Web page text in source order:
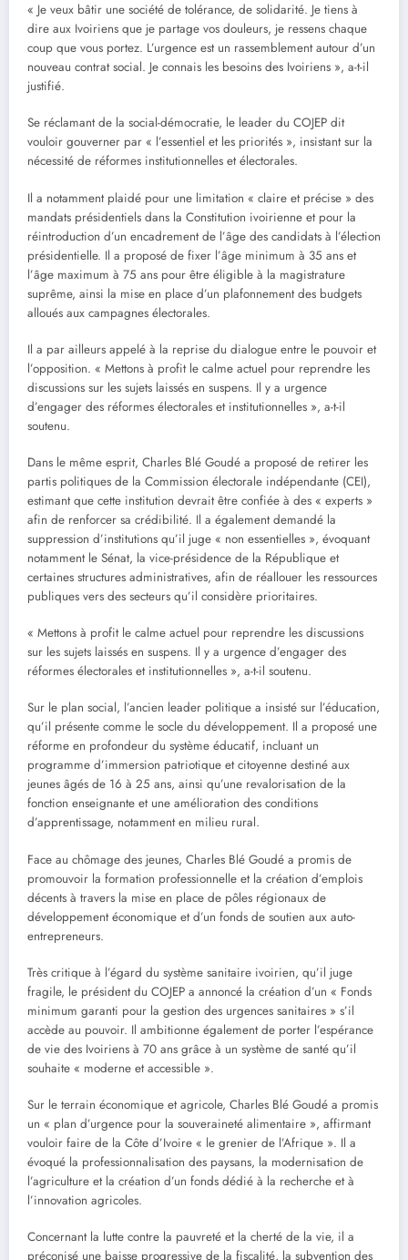
« Je veux bâtir une société de tolérance, de solidarité. Je tiens à
dire aux Ivoiriens que je partage vos douleurs, je ressens chaque
coup que vous portez. L’urgence est un rassemblement autour d’un
nouveau contrat social. Je connais les besoins des Ivoiriens », a-t-il
justifié.
Se réclamant de la social-démocratie, le leader du COJEP dit
vouloir gouverner par « l’essentiel et les priorités », insistant sur la
nécessité de réformes institutionnelles et électorales.
Il a notamment plaidé pour une limitation « claire et précise » des
mandats présidentiels dans la Constitution ivoirienne et pour la
réintroduction d’un encadrement de l’âge des candidats à l’élection
présidentielle. Il a proposé de fixer l’âge minimum à 35 ans et
l’âge maximum à 75 ans pour être éligible à la magistrature
suprême, ainsi la mise en place d’un plafonnement des budgets
alloués aux campagnes électorales.
Il a par ailleurs appelé à la reprise du dialogue entre le pouvoir et
l’opposition. « Mettons à profit le calme actuel pour reprendre les
discussions sur les sujets laissés en suspens. Il y a urgence
d’engager des réformes électorales et institutionnelles », a-t-il
soutenu.
Dans le même esprit, Charles Blé Goudé a proposé de retirer les
partis politiques de la Commission électorale indépendante (CEI),
estimant que cette institution devrait être confiée à des « experts »
afin de renforcer sa crédibilité. Il a également demandé la
suppression d’institutions qu’il juge « non essentielles », évoquant
notamment le Sénat, la vice-présidence de la République et
certaines structures administratives, afin de réallouer les ressources
publiques vers des secteurs qu’il considère prioritaires.
« Mettons à profit le calme actuel pour reprendre les discussions
sur les sujets laissés en suspens. Il y a urgence d’engager des
réformes électorales et institutionnelles », a-t-il soutenu.
Sur le plan social, l’ancien leader politique a insisté sur l’éducation,
qu’il présente comme le socle du développement. Il a proposé une
réforme en profondeur du système éducatif, incluant un
programme d’immersion patriotique et citoyenne destiné aux
jeunes âgés de 16 à 25 ans, ainsi qu’une revalorisation de la
fonction enseignante et une amélioration des conditions
d’apprentissage, notamment en milieu rural.
Face au chômage des jeunes, Charles Blé Goudé a promis de
promouvoir la formation professionnelle et la création d’emplois
décents à travers la mise en place de pôles régionaux de
développement économique et d’un fonds de soutien aux auto-
entrepreneurs.
Très critique à l’égard du système sanitaire ivoirien, qu’il juge
fragile, le président du COJEP a annoncé la création d’un « Fonds
minimum garanti pour la gestion des urgences sanitaires » s’il
accède au pouvoir. Il ambitionne également de porter l’espérance
de vie des Ivoiriens à 70 ans grâce à un système de santé qu’il
souhaite « moderne et accessible ».
Sur le terrain économique et agricole, Charles Blé Goudé a promis
un « plan d’urgence pour la souveraineté alimentaire », affirmant
vouloir faire de la Côte d’Ivoire « le grenier de l’Afrique ». Il a
évoqué la professionnalisation des paysans, la modernisation de
l’agriculture et la création d’un fonds dédié à la recherche et à
l’innovation agricoles.
Concernant la lutte contre la pauvreté et la cherté de la vie, il a
préconisé une baisse progressive de la fiscalité, la subvention des